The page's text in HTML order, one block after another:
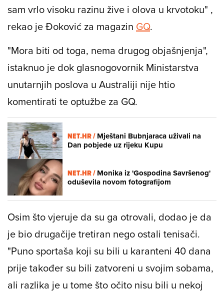
sam vrlo visoku razinu žive i olova u krvotoku" ,
rekao je Đoković za magazin GQ.
"Mora biti od toga, nema drugog objašnjenja",
istaknuo je dok glasnogovornik Ministarstva
unutarnjih poslova u Australiji nije htio
komentirati te optužbe za GQ.
NET.HR /Mještani Bubnjaraca uživali na
Dan pobjede uz rijeku Kupu
NET.HR /Monika iz 'Gospodina Savršenog'
oduševila novom fotografijom
Osim što vjeruje da su ga otrovali, dodao je da
je bio drugačije tretiran nego ostali tenisači.
"Puno sportaša koji su bili u karanteni 40 dana
prije također su bili zatvoreni u svojim sobama,
ali razlika je u tome što očito nisu bili u nekoj